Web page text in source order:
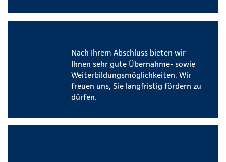
Nach Ihrem Abschluss bieten wir
Ihnen sehr gute Übernahme- sowie
Weiterbildungsmöglichkeiten. Wir
freuen uns, Sie langfristig fördern zu
dürfen.